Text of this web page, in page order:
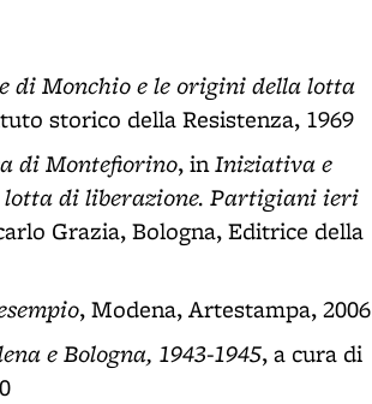
di Monchio e le origini della lotta
storico della Resistenza, 1969
di Montefiorino, inIniziativa e
lotta di liberazione. Partigiani ieri
Grazia, Bologna, Editrice della
, Modena, Artestampa, 2006
e Bologna, 1943-1945, a cura di